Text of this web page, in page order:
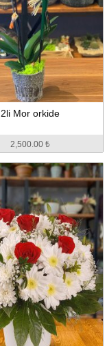
2li Mor orkide
2,500.00 ₺